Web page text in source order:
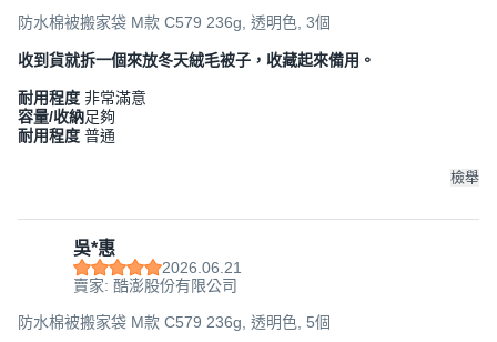
防水棉被搬家袋 M款 C579 236g, 透明色, 3個
收到貨就拆一個來放冬天絨毛被子，收藏起來備用。
耐用程度 非常滿意
容量/收納足夠
耐用程度 普通
檢舉
吳*惠
2026.06.21
賣家: 酷澎股份有限公司
防水棉被搬家袋 M款 C579 236g, 透明色, 5個